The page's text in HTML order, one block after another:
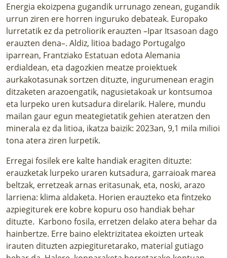
Energia ekoizpena gugandik urrunago zenean, gugandik
urrun ziren ere horren inguruko debateak. Europako
lurretatik ez da petroliorik erauzten –Ipar Itsasoan dago
erauzten dena–. Aldiz, litioa badago Portugalgo
iparrean, Frantziako Estatuan edota Alemania
erdialdean, eta dagozkien meatze proiektuek
aurkakotasunak sortzen dituzte, ingurumenean eragin
ditzaketen arazoengatik, nagusietakoak ur kontsumoa
eta lurpeko uren kutsadura direlarik. Halere, mundu
mailan gaur egun meategietatik gehien ateratzen den
minerala ez da litioa, ikatza baizik: 2023an, 9,1 mila milioi
tona atera ziren lurpetik.
Erregai fosilek ere kalte handiak eragiten dituzte:
erauzketak lurpeko uraren kutsadura, garraioak marea
beltzak, erretzeak arnas eritasunak, eta, noski, arazo
larriena: klima aldaketa. Horien erauzteko eta fintzeko
azpiegiturek ere kobre kopuru oso handiak behar
dituzte. Karbono fosila, erretzen delako atera behar da
hainbertze. Erre baino elektrizitatea ekoizten urteak
irauten dituzten azpiegituretarako, material gutiago